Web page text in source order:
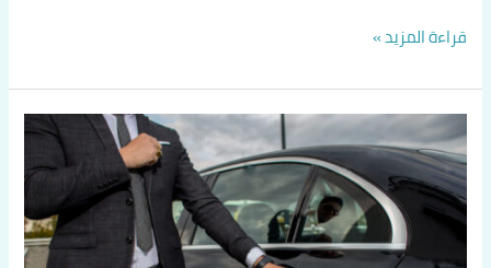
قراءة المزيد »
تاكسي
الكويت
60036648